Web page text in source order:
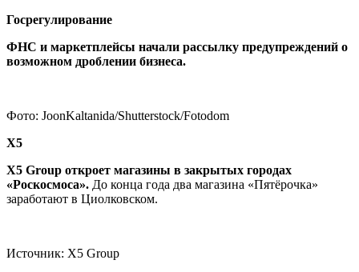
Госрегулирование
ФНС и маркетплейсы начали рассылку предупреждений о
возможном дроблении бизнеса.
Фото: JoonKaltanida/Shutterstock/Fotodom
X5
X5 Group откроет магазины в закрытых городах
«Роскосмоса». До конца года два магазина «Пятёрочка»
заработают в Циолковском.
Источник: X5 Group